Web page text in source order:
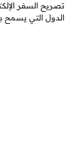
تصريح السفر
الدول التي يسمح